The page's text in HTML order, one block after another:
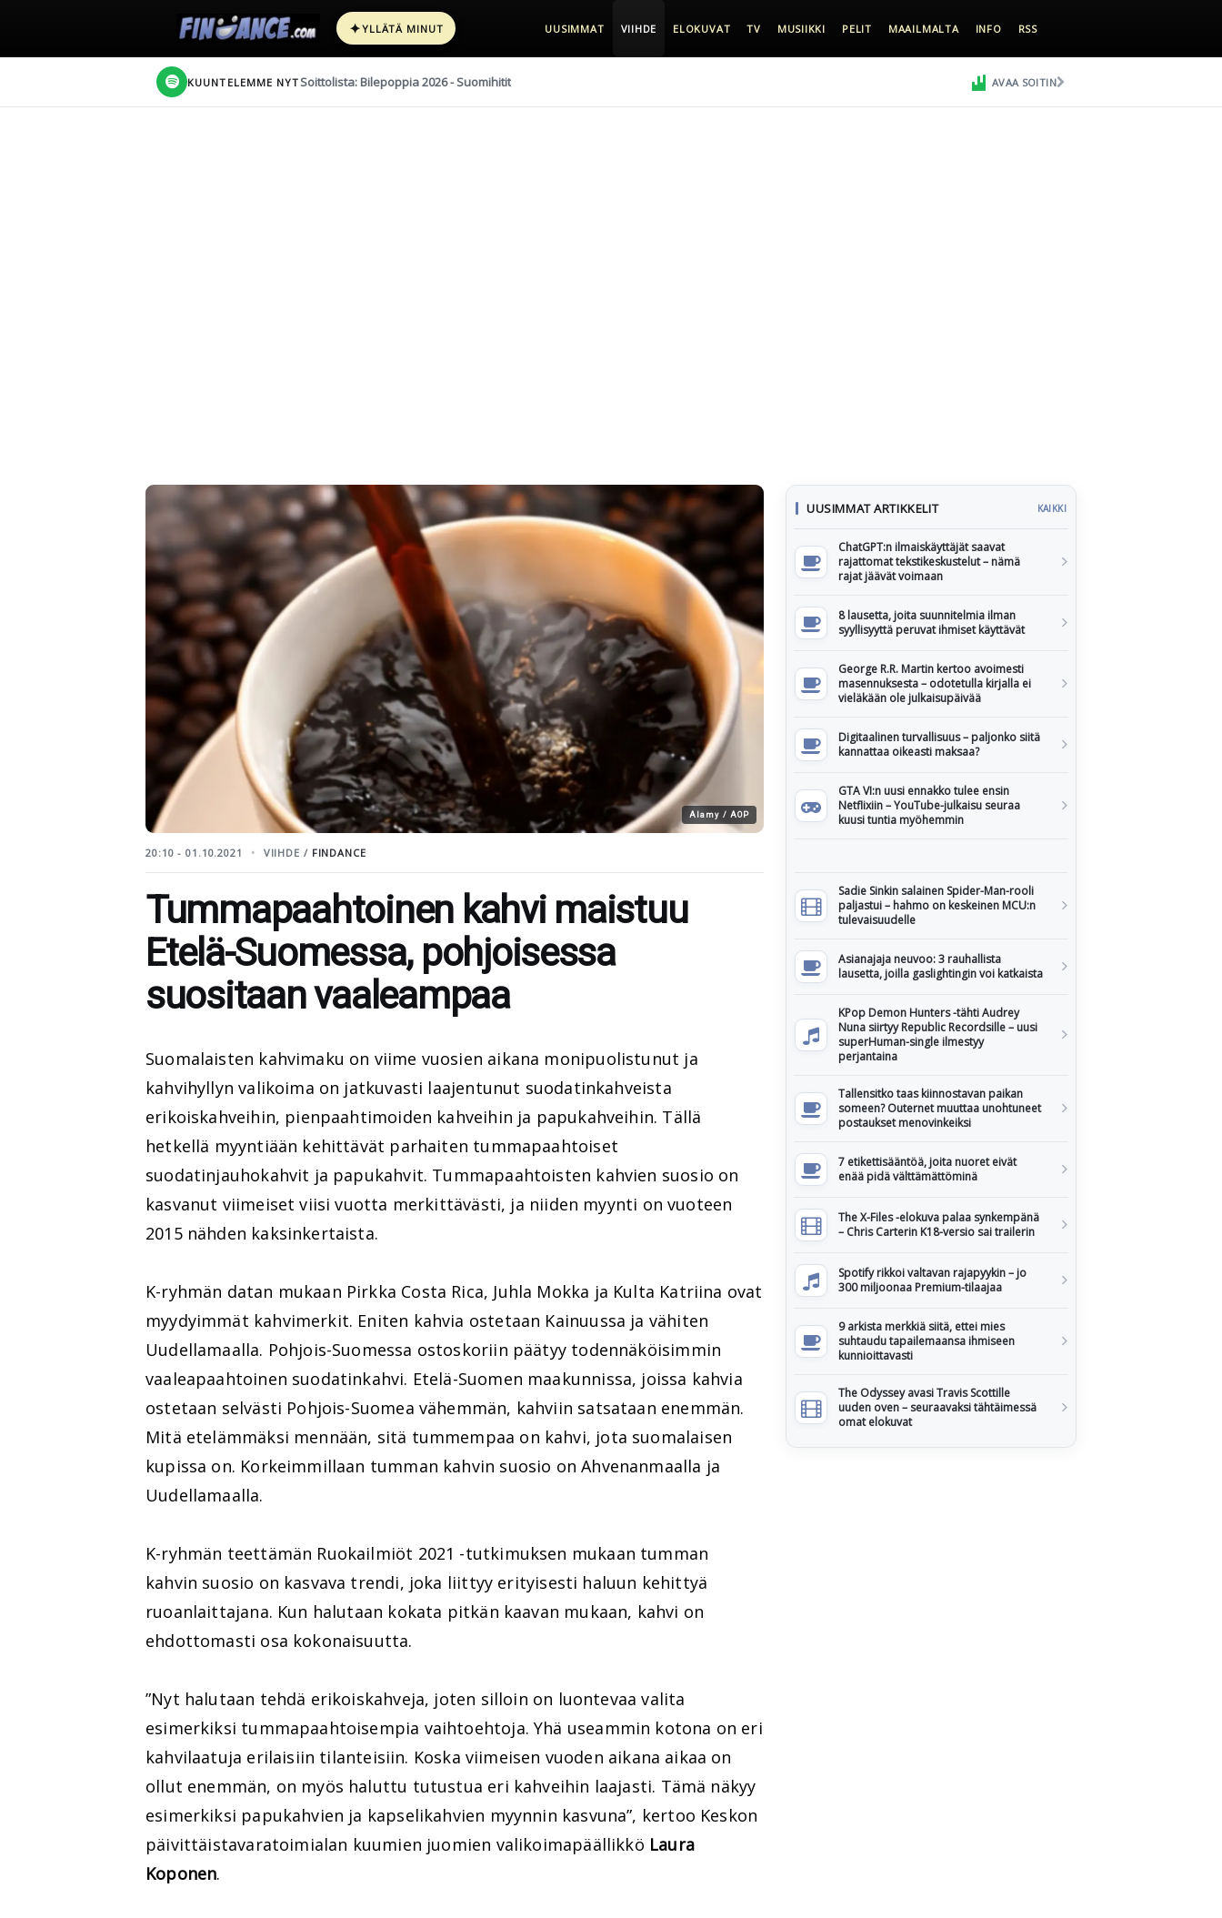
✦YLLÄTÄ MINUT UUSIMMAT VIIHDE ELOKUVAT TV MUSIIKKI PELIT MAAILMALTA INFO RSS
KUUNTELEMME NYT Soittolista: Bilepoppia 2026 - Suomihitit AVAA SOITIN
Alamy / AOP
20:10 - 01.10.2021 VIIHDE / FINDANCE
Tummapaahtoinen kahvi maistuu
Etelä-Suomessa, pohjoisessa
suositaan vaaleampaa
Suomalaisten kahvimaku on viime vuosien aikana monipuolistunut ja
kahvihyllyn valikoima on jatkuvasti laajentunut suodatinkahveista
erikoiskahveihin, pienpaahtimoiden kahveihin ja papukahveihin. Tällä
hetkellä myyntiään kehittävät parhaiten tummapaahtoiset
suodatinjauhokahvit ja papukahvit. Tummapaahtoisten kahvien suosio on
kasvanut viimeiset viisi vuotta merkittävästi, ja niiden myynti on vuoteen
2015 nähden kaksinkertaista.
K-ryhmän datan mukaan Pirkka Costa Rica, Juhla Mokka ja Kulta Katriina ovat
myydyimmät kahvimerkit. Eniten kahvia ostetaan Kainuussa ja vähiten
Uudellamaalla. Pohjois-Suomessa ostoskoriin päätyy todennäköisimmin
vaaleapaahtoinen suodatinkahvi. Etelä-Suomen maakunnissa, joissa kahvia
ostetaan selvästi Pohjois-Suomea vähemmän, kahviin satsataan enemmän.
Mitä etelämmäksi mennään, sitä tummempaa on kahvi, jota suomalaisen
kupissa on. Korkeimmillaan tumman kahvin suosio on Ahvenanmaalla ja
Uudellamaalla.
K-ryhmän teettämän Ruokailmiöt 2021 -tutkimuksen mukaan tumman
kahvin suosio on kasvava trendi, joka liittyy erityisesti haluun kehittyä
ruoanlaittajana. Kun halutaan kokata pitkän kaavan mukaan, kahvi on
ehdottomasti osa kokonaisuutta.
”Nyt halutaan tehdä erikoiskahveja, joten silloin on luontevaa valita
esimerkiksi tummapaahtoisempia vaihtoehtoja. Yhä useammin kotona on eri
kahvilaatuja erilaisiin tilanteisiin. Koska viimeisen vuoden aikana aikaa on
ollut enemmän, on myös haluttu tutustua eri kahveihin laajasti. Tämä näkyy
esimerkiksi papukahvien ja kapselikahvien myynnin kasvuna”, kertoo Keskon
päivittäistavaratoimialan kuumien juomien valikoimapäällikkö Laura
Koponen.
UUSIMMAT ARTIKKELIT KAIKKI
ChatGPT:n ilmaiskäyttäjät saavat
rajattomat tekstikeskustelut – nämä
rajat jäävät voimaan
8 lausetta, joita suunnitelmia ilman
syyllisyyttä peruvat ihmiset käyttävät
George R.R. Martin kertoo avoimesti
masennuksesta – odotetulla kirjalla ei
vieläkään ole julkaisupäivää
Digitaalinen turvallisuus – paljonko siitä
kannattaa oikeasti maksaa?
GTA VI:n uusi ennakko tulee ensin
Netflixiin – YouTube-julkaisu seuraa
kuusi tuntia myöhemmin
Sadie Sinkin salainen Spider-Man-rooli
paljastui – hahmo on keskeinen MCU:n
tulevaisuudelle
Asianajaja neuvoo: 3 rauhallista
lausetta, joilla gaslightingin voi katkaista
KPop Demon Hunters -tähti Audrey
Nuna siirtyy Republic Recordsille – uusi
superHuman-single ilmestyy
perjantaina
Tallensitko taas kiinnostavan paikan
someen? Outernet muuttaa unohtuneet
postaukset menovinkeiksi
7 etikettisääntöä, joita nuoret eivät
enää pidä välttämättöminä
The X-Files -elokuva palaa synkempänä
– Chris Carterin K18-versio sai trailerin
Spotify rikkoi valtavan rajapyykin – jo
300 miljoonaa Premium-tilaajaa
9 arkista merkkiä siitä, ettei mies
suhtaudu tapailemaansa ihmiseen
kunnioittavasti
The Odyssey avasi Travis Scottille
uuden oven – seuraavaksi tähtäimessä
omat elokuvat